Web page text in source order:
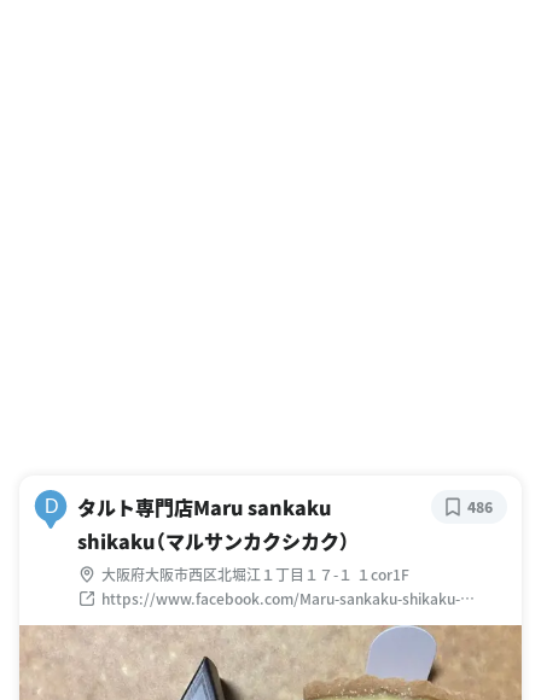
D
タルト専門店Maru sankaku
shikaku（マルサンカクシカク）
大阪府大阪市西区北堀江１丁目１７-１ １cor1F
https://www.facebook.com/Maru-sankaku-shikaku-
318153281874686/
486